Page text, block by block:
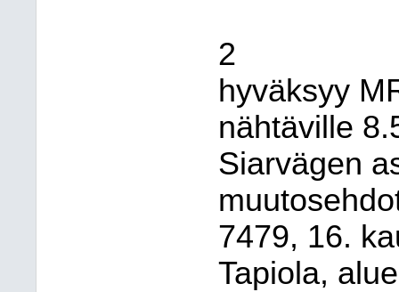
2
hyväksyy
nähtäville
Siarvägen
7479, 16.
Tapiola,